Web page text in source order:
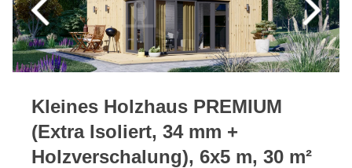
Kleines Holzhaus PREMIUM
(Extra Isoliert, 34 mm +
Holzverschalung), 6x5 m, 30 m²